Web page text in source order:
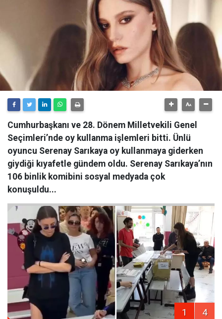
Cumhurbaşkanı ve 28. Dönem Milletvekili Genel
Seçimleri’nde oy kullanma işlemleri bitti. Ünlü
oyuncu Serenay Sarıkaya oy kullanmaya giderken
giydiği kıyafetle gündem oldu. Serenay Sarıkaya’nın
106 binlik komibini sosyal medyada çok
konuşuldu...
1 4